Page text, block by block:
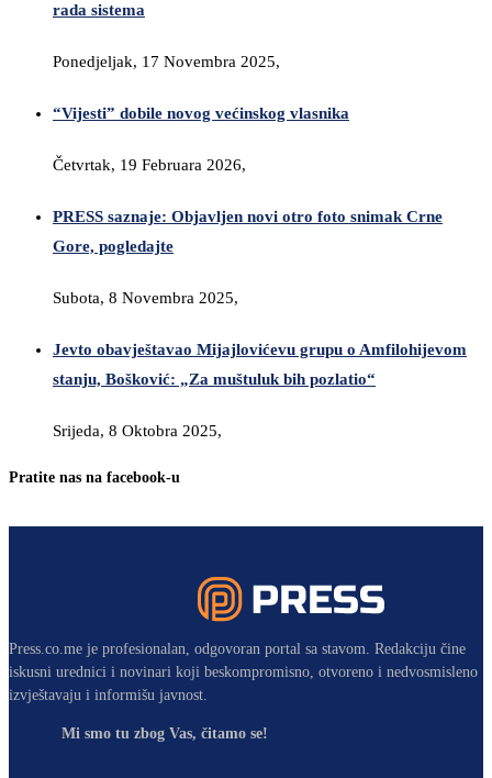
rada sistema
Ponedjeljak, 17 Novembra 2025,
“Vijesti” dobile novog većinskog vlasnika
Četvrtak, 19 Februara 2026,
PRESS saznaje: Objavljen novi otro foto snimak Crne
Gore, pogledajte
Subota, 8 Novembra 2025,
Jevto obavještavao Mijajlovićevu grupu o Amfilohijevom
stanju, Bošković: „Za muštuluk bih pozlatio“
Srijeda, 8 Oktobra 2025,
Pratite nas na facebook-u
Press.co.me je profesionalan, odgovoran portal sa stavom. Redakciju čine
iskusni urednici i novinari koji beskompromisno, otvoreno i nedvosmisleno
izvještavaju i informišu javnost.
Mi smo tu zbog Vas, čitamo se!